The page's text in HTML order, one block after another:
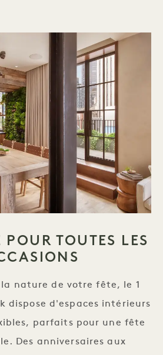
POUR TOUTES LES
nature de votre fête, le 1
dispose d'espaces intérieurs
parfaits pour une fête
Des anniversaires aux